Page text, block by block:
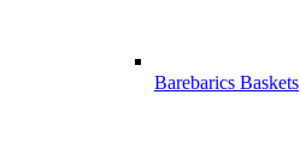
Barebarics Baskets